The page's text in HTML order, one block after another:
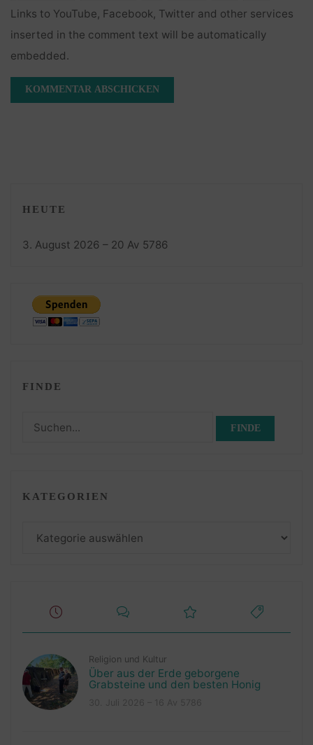
Links to YouTube, Facebook, Twitter and other services
inserted in the comment text will be automatically
embedded.
HEUTE
3. August 2026 – 20 Av 5786
FINDE
Suchen
KATEGORIEN
Religion und Kultur
Über aus der Erde geborgene
Grabsteine und den besten Honig